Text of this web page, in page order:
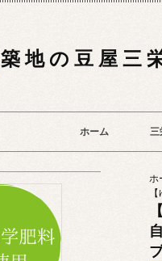
築 地 の 豆 屋 三
ホーム 三
ホ